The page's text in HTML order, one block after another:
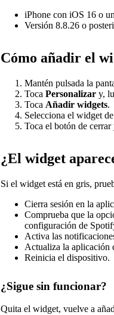
iPhone con iOS 16 o
Versión 8.8.26 o
Cómo añadir el
Mantén pulsada la
Toca Personalizar y,
Toca Añadir widgets.
Selecciona el widget
Toca el botón de cerrar
¿El widget
Si el widget está en gris,
Cierra sesión en la
Comprueba que la
configuración de
Activa las
Actualiza la aplicación
Reinicia el dispositivo.
¿Sigue sin funcionar?
Quita el widget, vuelve a